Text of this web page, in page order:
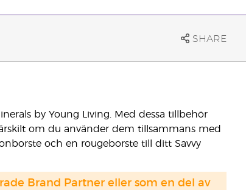
SHARE
by Young Living. Med dessa tillbehör
om du använder dem tillsammans med
och en rougeborste till ditt Savvy
Brand Partner eller som en del av